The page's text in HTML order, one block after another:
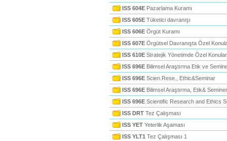
ISS 604E Pazarlama Kuramı
ISS 605E Tüketici davranışı
ISS 606E Örgüt Kuramı
ISS 607E Örgütsel Davranışta Özel
ISS 610E Stratejik Yönetimde Özel Konular
ISS 696E Bilimsel Araştırma Etik ve
ISS 696E Scien.Rese., Ethic&Seminar
ISS 696E Bilimsel Araştırma, Etik& Seminer
ISS 696E Scientific Research and Ethics
ISS DRT Tez Çalışması
ISS YET Yeterlik Aşaması
ISS YLT1 Tez Çalışması 1